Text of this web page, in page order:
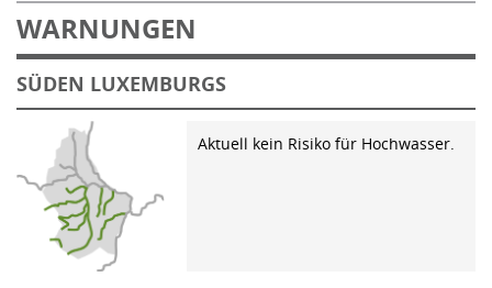
WARNUNGEN
SÜDEN LUXEMBURGS
Aktuell kein Risiko für Hochwasser.